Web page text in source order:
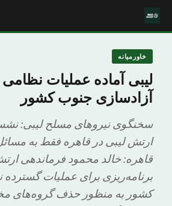
خاورمیانه
لیبی آماده عملیات
آزادسازی جنوب کشور
سخنگوی نیروهای مسلح لیبی:
ارتش لیبی در قاهره فقط به
قاهره: خالد محمود فرماندهی
برنامه‌ریزی برای عملیات
کشور به منظور حذف گروه‌های